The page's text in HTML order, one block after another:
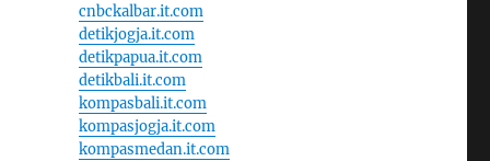
cnbckalbar.it.com
detikjogja.it.com
detikpapua.it.com
detikbali.it.com
kompasbali.it.com
kompasjogja.it.com
kompasmedan.it.com